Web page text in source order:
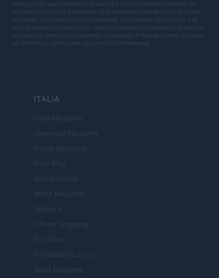
Descargo de responsabilidad: Finanzas24 se compromete a mantener su
información precisa y actualizada. Esta información puede diferir de lo que
ve cuando visita una institución financiera, un proveedor de servicios o un
sitio de productos específicos. Todos los productos financieros, productos
de compra y servicios se presentan sin garantía. Al evaluar ofertas, consulte
los Términos y Condiciones de la institución financiera.
ITALIA
Casa Magazine
Cineverse Magazine
Donne Magazine
Food Blog
Milano Notizie
Motor Magazine
Notizie.it
Offerte Shopping
Pet Story
Professione Lavoro
Sport Magazine